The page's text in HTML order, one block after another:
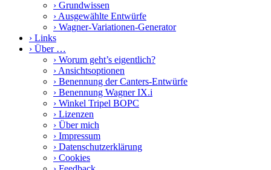
› Grundwissen
› Ausgewählte Entwürfe
› Wagner-Variationen-Generator
› Links
› Über …
› Worum geht’s eigentlich?
› Ansichtsoptionen
› Benennung der Canters-Entwürfe
› Benennung Wagner IX.i
› Winkel Tripel BOPC
› Lizenzen
› Über mich
› Impressum
› Datenschutzerklärung
› Cookies